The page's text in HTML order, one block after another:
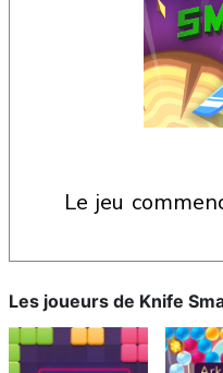
le jeu
Les joueurs de Knife